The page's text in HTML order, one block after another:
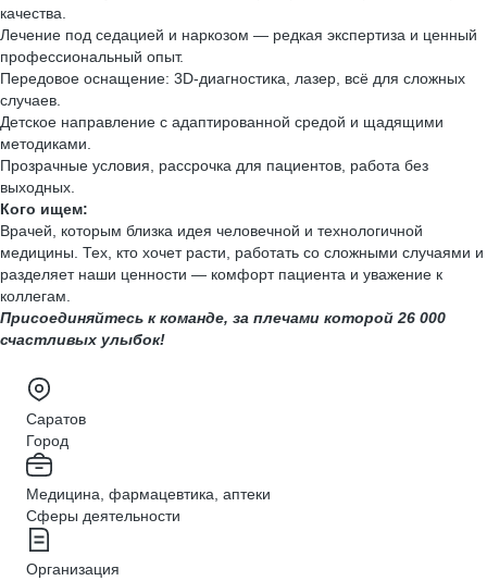
качества.
Лечение под седацией и наркозом — редкая экспертиза и ценный
профессиональный опыт.
Передовое оснащение: 3D-диагностика, лазер, всё для сложных
случаев.
Детское направление с адаптированной средой и щадящими
методиками.
Прозрачные условия, рассрочка для пациентов, работа без
выходных.
Кого ищем:
Врачей, которым близка идея человечной и технологичной
медицины. Тех, кто хочет расти, работать со сложными случаями и
разделяет наши ценности — комфорт пациента и уважение к
коллегам.
Присоединяйтесь к команде, за плечами которой 26 000
счастливых улыбок!
Саратов
Город
Медицина, фармацевтика, аптеки
Сферы деятельности
Организация